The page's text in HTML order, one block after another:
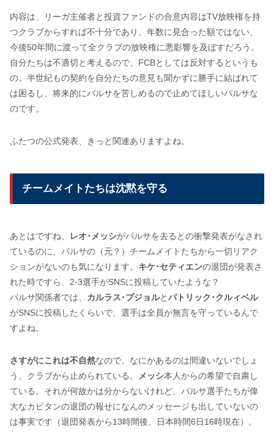
内容は、リーガ主催者と投資ファンドの合意内容はTV放映権を持
つクラブからすれば不十分であり、年数に見合った額ではない、
今後50年間に渡って全クラブの放映権に悪影響を及ぼすだろう。
自分たちは不適切と考えるので、FCBとしては反対するというも
の。半世紀もの契約を自分たちの意見も聞かずに勝手に結ばれて
は困るし、将来的にバルサを苦しめるので止めてほしいバルサな
のです。
ふたつの公式発表、きっと関連ありますよね。
チームメイトたちは沈黙を守る
あとはですね、 レオ･メッシがバルサを去るとの衝撃発表がなされ
ているのに、バルサの（元？）チームメイトたちから一切リアク
ションがないのも気になります。 キケ･セティエンの退団が発表さ
れた時ですら、2-3選手がSNSに投稿していたような？
バルサ関係者では、 カルラス･プジョルとパトリック･クルィベル
がSNSに投稿したくらいで、選手は全員が無言を守っているんで
すよね。
さすがにこれは不自然なので、なにかあるのは間違いないでしょ
う。クラブから止められている。
メッシ本人からの希望で自粛し
ている。それが何故かは分からないけれど、バルサ選手たちが偉
大なカピタンの退団の報せになんのメッセージも出していないの
は事実です（退団発表から13時間後、日本時間6日16時現在）。